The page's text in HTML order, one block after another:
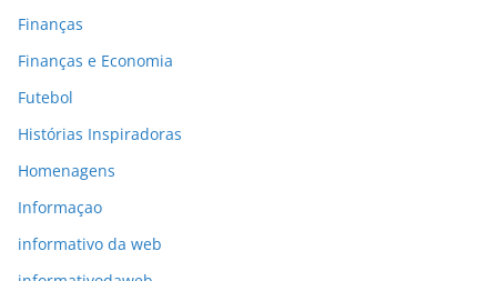
Finanças
Finanças e Economia
Futebol
Histórias Inspiradoras
Homenagens
Informaçao
informativo da web